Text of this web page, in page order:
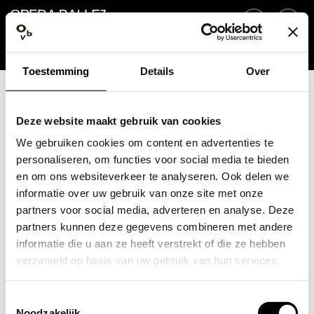
Toestemming Details Over
Deze website maakt gebruik van cookies
We gebruiken cookies om content en advertenties te
personaliseren, om functies voor social media te bieden
en om ons websiteverkeer te analyseren. Ook delen we
informatie over uw gebruik van onze site met onze
partners voor social media, adverteren en analyse. Deze
partners kunnen deze gegevens combineren met andere
informatie die u aan ze heeft verstrekt of die ze hebben
verzameld op basis van uw gebruik van hun services.
Password Forgot password?
Create profile